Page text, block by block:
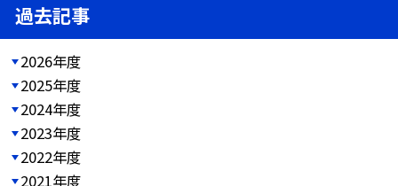
過去記事
2026年度
2025年度
2024年度
2023年度
2022年度
2021年度